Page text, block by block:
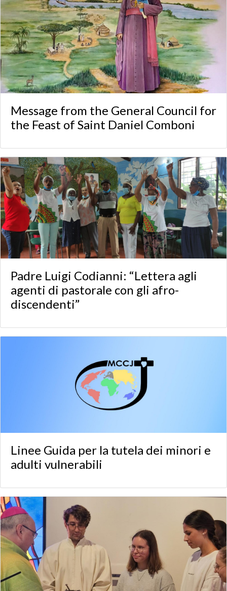
Message from the General Council for
the Feast of Saint Daniel Comboni
Padre Luigi Codianni: “Lettera agli
agenti di pastorale con gli afro-
discendenti”
Linee Guida per la tutela dei minori e
adulti vulnerabili